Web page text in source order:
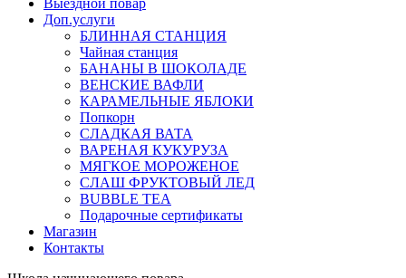
Выездной повар
Доп.услуги
БЛИННАЯ СТАНЦИЯ
Чайная станция
БАНАНЫ В ШОКОЛАДЕ
ВЕНСКИЕ ВАФЛИ
КАРАМЕЛЬНЫЕ ЯБЛОКИ
Попкорн
СЛАДКАЯ ВАТА
ВАРЕНАЯ КУКУРУЗА
МЯГКОЕ МОРОЖЕНОЕ
СЛАШ ФРУКТОВЫЙ ЛЕД
BUBBLE TEA
Подарочные сертификаты
Магазин
Контакты